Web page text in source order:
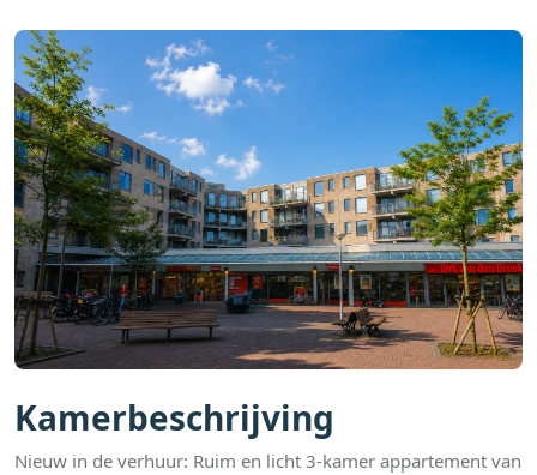
Kamerbeschrijving
Nieuw in de verhuur: Ruim en licht 3-kamer appartement van